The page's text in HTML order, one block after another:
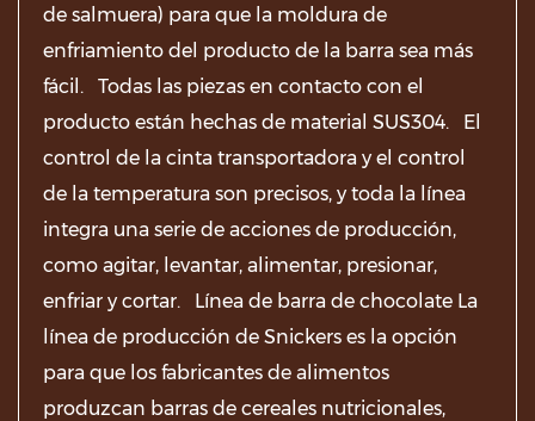
de salmuera) para que la moldura de
enfriamiento del producto de la barra sea más
fácil. Todas las piezas en contacto con el
producto están hechas de material SUS304. El
control de la cinta transportadora y el control
de la temperatura son precisos, y toda la línea
integra una serie de acciones de producción,
como agitar, levantar, alimentar, presionar,
enfriar y cortar. Línea de barra de chocolate La
línea de producción de Snickers es la opción
para que los fabricantes de alimentos
produzcan barras de cereales nutricionales,